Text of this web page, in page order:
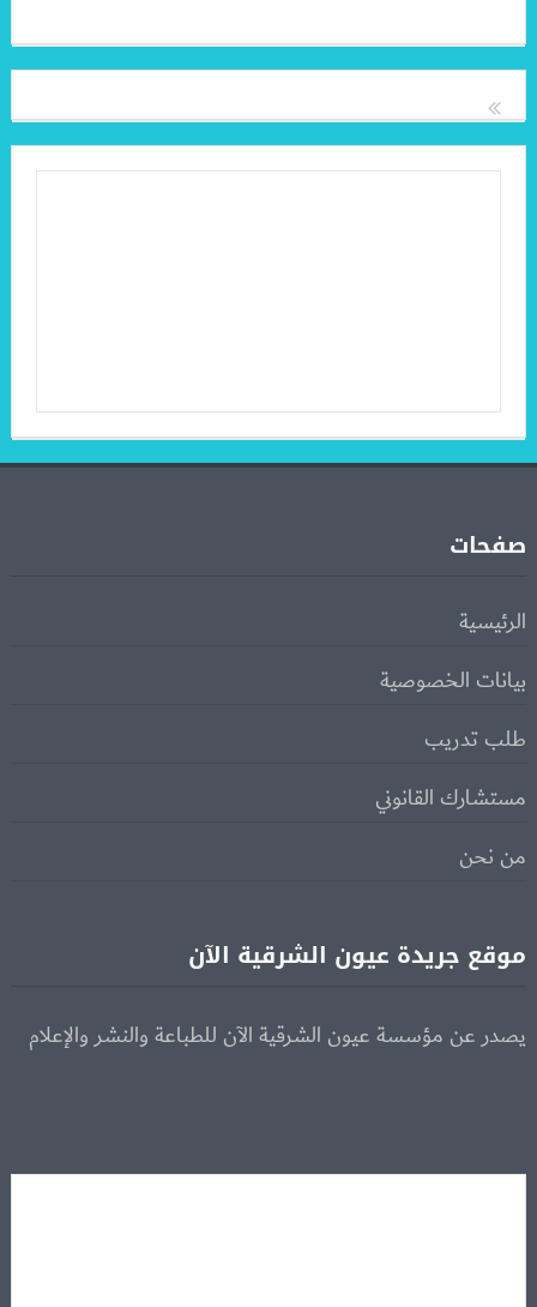
صفحات
الرئيسية
بيانات الخصوصية
طلب تدريب
مستشارك القانوني
من نحن
موقع جريدة عيون الشرقية الآن
يصدر عن مؤسسة عيون الشرقية الآن للطباعة والنشر والإعلام